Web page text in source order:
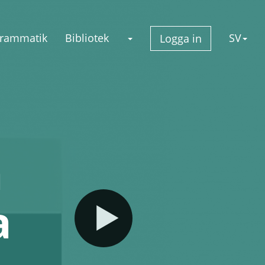
Bibliotek Logga in SV